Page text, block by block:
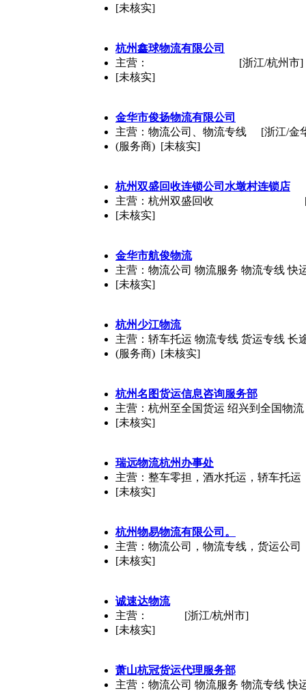
[未核实]
杭州鑫球物流有限公司
主营：
[未核实]
[浙江/杭州市]
金华市俊扬物流有限公司
主营：物流公司、物流专线
(服务商) [未核实]
[浙江/金
杭州双盛回收连锁公司水墩村连锁店
主营：杭州双盛回收
[未核实]
金华市航俊物流
主营：物流公司 物流服务 物流专线 快
[未核实]
杭州少江物流
主营：轿车托运 物流专线 货运专线 长
(服务商) [未核实]
杭州名图货运信息咨询服务部
主营：杭州至全国货运 绍兴到全国物
[未核实]
瑞远物流杭州办事处
主营：整车零担，酒水托运，轿车托运
[未核实]
杭州物易物流有限公司。
主营：物流公司，物流专线，货运公司
[未核实]
诚速达物流
主营：
[未核实]
[浙江/杭州市]
萧山杭冠货运代理服务部
主营：物流公司 物流服务 物流专线 快